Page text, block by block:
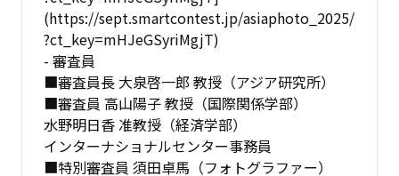
(https://sept.smartcontest.jp/asiaphoto_2025/
?ct_key=mHJeGSyriMgjT)
- 審査員
■審査員長 大泉啓一郎 教授（アジア研究所）
■審査員 高山陽子 教授（国際関係学部）
水野明日香 准教授（経済学部）
インターナショナルセンター事務員
■特別審査員 須田卓馬（フォトグラファー）